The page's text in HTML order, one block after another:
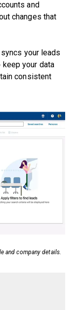
and
changes that
your leads
your data
consistent
and company details.